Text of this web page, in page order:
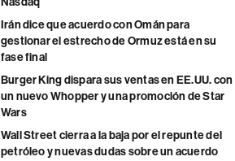
Irán dice que acuerdo con Omán para
gestionar el estrecho de Ormuz está en su
fase final
Burger King dispara sus ventas en EE.UU. con
un nuevo Whopper y una promoción de Star
Wars
Wall Street cierra a la baja por el repunte del
petróleo y nuevas dudas sobre un acuerdo